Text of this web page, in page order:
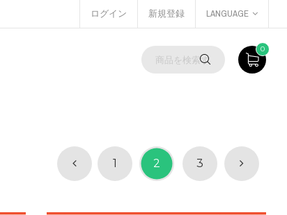
ログイン 新規登録 LANGUAGE
0
1 2 3